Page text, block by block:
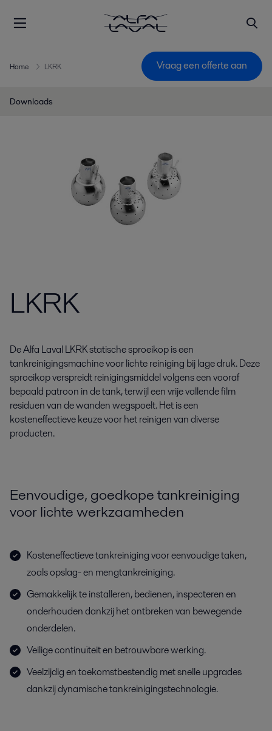
Home LKRK Vraag een offerte aan
Downloads
LKRK
De Alfa Laval LKRK statische sproeikop is een
tankreinigingsmachine voor lichte reiniging bij lage druk. Deze
sproeikop verspreidt reinigingsmiddel volgens een vooraf
bepaald patroon in de tank, terwijl een vrije vallende film
residuen van de wanden wegspoelt. Het is een
kosteneffectieve keuze voor het reinigen van diverse
producten.
Eenvoudige, goedkope tankreiniging
voor lichte werkzaamheden
Kosteneffectieve tankreiniging voor eenvoudige taken,
zoals opslag- en mengtankreiniging.
Gemakkelijk te installeren, bedienen, inspecteren en
onderhouden dankzij het ontbreken van bewegende
onderdelen.
Veilige continuïteit en betrouwbare werking.
Veelzijdig en toekomstbestendig met snelle upgrades
dankzij dynamische tankreinigingstechnologie.